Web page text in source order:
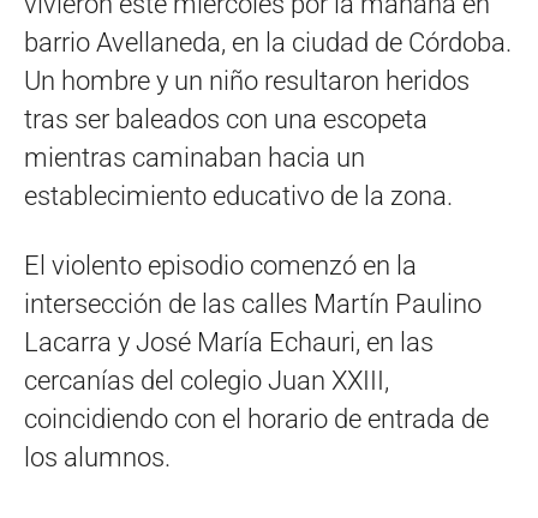
barrio Avellaneda, en la ciudad de Córdoba.
Un hombre y un niño resultaron heridos
tras ser baleados con una escopeta
mientras caminaban hacia un
establecimiento educativo de la zona.
El violento episodio comenzó en la
intersección de las calles Martín Paulino
Lacarra y José María Echauri, en las
cercanías del colegio Juan XXIII,
coincidiendo con el horario de entrada de
los alumnos.